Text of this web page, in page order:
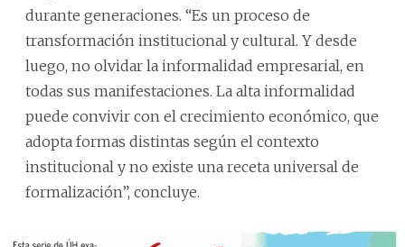
durante generaciones. “Es un proceso de
transformación institucional y cultural. Y desde
luego, no olvidar la informalidad empresarial, en
todas sus manifestaciones. La alta informalidad
puede convivir con el crecimiento económico, que
adopta formas distintas según el contexto
institucional y no existe una receta universal de
formalización”, concluye.